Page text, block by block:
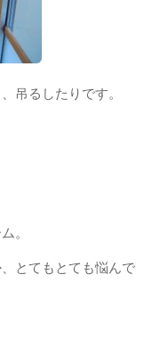
吊るしたりです。
。
とてもとても悩んで